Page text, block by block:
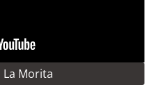
La Morita